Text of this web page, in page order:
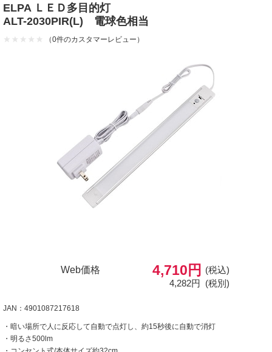
ELPA ＬＥＤ多目的灯
ALT-2030PIR(L) 電球色相当
（0件のカスタマーレビュー）
Web価格 4,710円
(税込)
4,282円 (税別)
JAN：4901087217618
・暗い場所で人に反応して自動で点灯し、約15秒後に自動で消灯
・明るさ500lm